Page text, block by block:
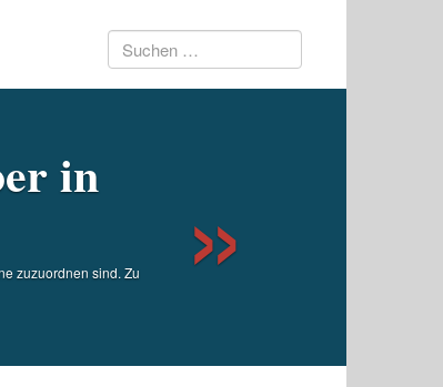
Suchen
in
zuzuordnen sind. Zu